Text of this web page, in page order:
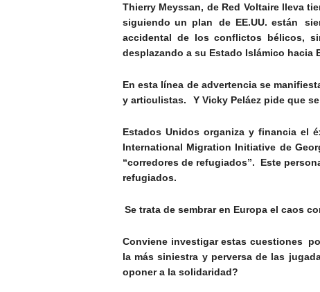
Thierry Meyssan, de Red Voltaire lleva
siguiendo un plan de EE.UU. están
accidental de los conflictos bélicos,
desplazando a su Estado Islámico hacia
En esta línea de advertencia se
y articulistas. Y Vicky Peláez pide que
Estados Unidos organiza y financia el
International Migration Initiative de
“corredores de refugiados”. Este
refugiados.
Se trata de sembrar en Europa el caos
Conviene investigar estas cuestiones
la más siniestra y perversa de las
oponer a la solidaridad?